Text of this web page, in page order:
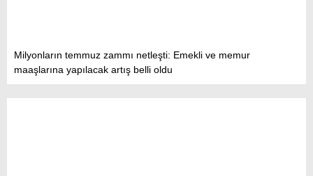
Milyonların temmuz zammı netleşti: Emekli ve memur
maaşlarına yapılacak artış belli oldu